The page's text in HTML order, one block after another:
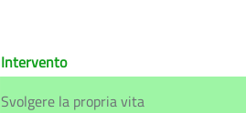
Intervento
Svolgere la propria vita